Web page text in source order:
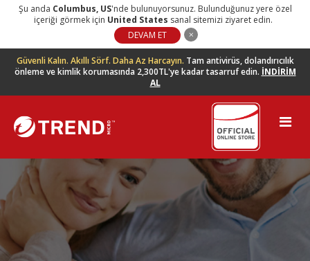
Şu anda Columbus, US'nde bulunuyorsunuz. Bulunduğunuz yere özel
içeriği görmek için United States sanal sitemizi ziyaret edin.
DEVAM ET
Güvenli Kalın. Akıllı Sörf. Daha Az Harcayın. Tam antivirüs, dolandırıcılık
önleme ve kimlik korumasında 2,300TL'ye kadar tasarruf edin. İNDİRİM
AL